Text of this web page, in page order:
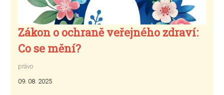
Zákon o ochraně veřejného zdraví:
Co se mění?
právo
09. 08. 2025